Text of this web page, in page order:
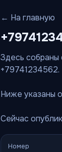
← На главную
Здесь собраны
+79741234562.
Ниже указаны
Сейчас
Номер